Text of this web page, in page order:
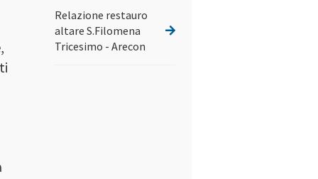
Relazione restauro
altare S.Filomena
Tricesimo - Arecon